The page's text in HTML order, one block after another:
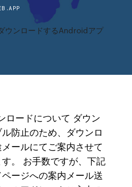
ウンロードするAndroidアプ
ロードについて ダウン
防止のため、ダウンロ
ールにてご案内させて
。 お手数ですが、下記
ージへの案内メール送